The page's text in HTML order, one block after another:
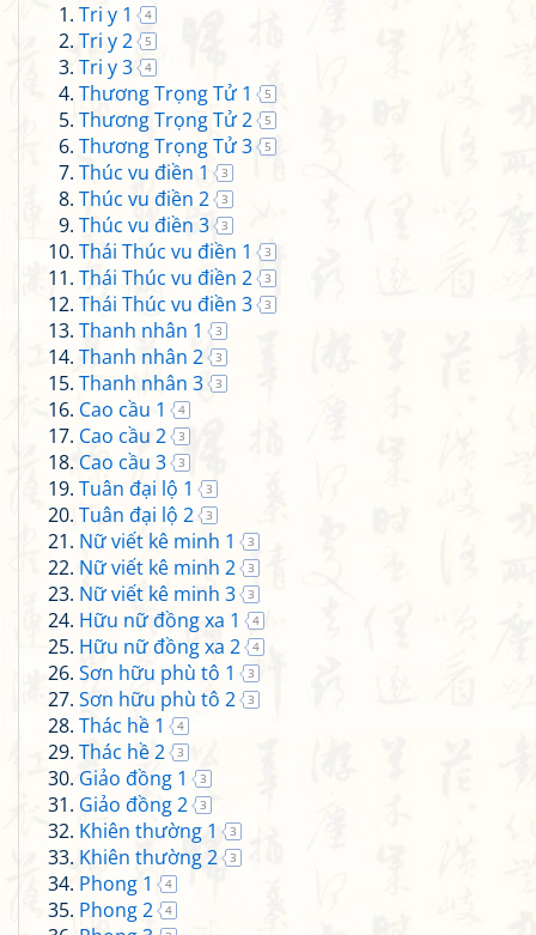
Tri y 1 4
Tri y 2 5
Tri y 3 4
Thương Trọng Tử 1 5
Thương Trọng Tử 2 5
Thương Trọng Tử 3 5
Thúc vu điền 1 3
Thúc vu điền 2 3
Thúc vu điền 3 3
Thái Thúc vu điền 1 3
Thái Thúc vu điền 2 3
Thái Thúc vu điền 3 3
Thanh nhân 1 3
Thanh nhân 2 3
Thanh nhân 3 3
Cao cầu 1 4
Cao cầu 2 3
Cao cầu 3 3
Tuân đại lộ 1 3
Tuân đại lộ 2 3
Nữ viết kê minh 1 3
Nữ viết kê minh 2 3
Nữ viết kê minh 3 3
Hữu nữ đồng xa 1 4
Hữu nữ đồng xa 2 4
Sơn hữu phù tô 1 3
Sơn hữu phù tô 2 3
Thác hề 1 4
Thác hề 2 3
Giảo đồng 1 3
Giảo đồng 2 3
Khiên thường 1 3
Khiên thường 2 3
Phong 1 4
Phong 2 4